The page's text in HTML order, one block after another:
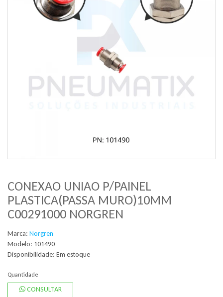
CONEXAO UNIAO P/PAINEL
PLASTICA(PASSA MURO)10MM
C00291000 NORGREN
Marca: Norgren
Modelo: 101490
Disponibilidade: Em estoque
Quantidade
CONSULTAR